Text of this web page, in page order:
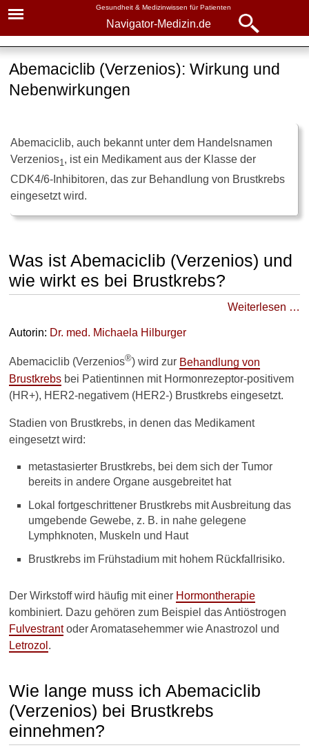
Gesundheit & Medizinwissen für Patienten
Navigator-Medizin.de
Abemaciclib (Verzenios): Wirkung und
Nebenwirkungen
Abemaciclib, auch bekannt unter dem Handelsnamen
Verzenios1, ist ein Medikament aus der Klasse der
CDK4/6-Inhibitoren, das zur Behandlung von Brustkrebs
eingesetzt wird.
Was ist Abemaciclib (Verzenios) und
wie wirkt es bei Brustkrebs?
Weiterlesen …
Autorin: Dr. med. Michaela Hilburger
Abemaciclib (Verzenios®) wird zur Behandlung von
Brustkrebs bei Patientinnen mit Hormonrezeptor-positivem
(HR+), HER2-negativem (HER2-) Brustkrebs eingesetzt.
Stadien von Brustkrebs, in denen das Medikament
eingesetzt wird:
metastasierter Brustkrebs, bei dem sich der Tumor
bereits in andere Organe ausgebreitet hat
Lokal fortgeschrittener Brustkrebs mit Ausbreitung das
umgebende Gewebe, z. B. in nahe gelegene
Lymphknoten, Muskeln und Haut
Brustkrebs im Frühstadium mit hohem Rückfallrisiko.
Der Wirkstoff wird häufig mit einer Hormontherapie
kombiniert. Dazu gehören zum Beispiel das Antiöstrogen
Fulvestrantoder Aromatasehemmer wie Anastrozol und
Letrozol .
Wie lange muss ich Abemaciclib
(Verzenios) bei Brustkrebs
einnehmen?
Navigator-Medizin.de
► News
► Diagnostik & Laborwerte
► Therapieverfahren
► Medikamente
► Gesundheitsthemen
Navigator-
Medizin.de
▾
Medikamente
Wirkung
Einnahme
Wechselwirkungen
►
Symptome
►
Diagnostik
&
Laborwerte
Therapieverfahren
Gesundheitsthemen